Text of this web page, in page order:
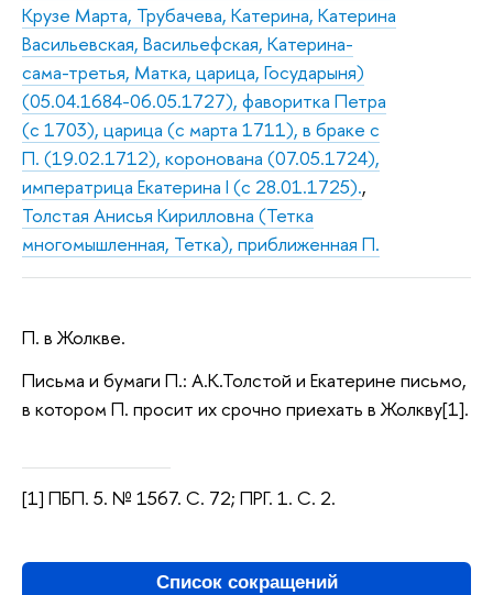
Крузе Марта, Трубачева, Катерина, Катерина
Васильевская, Васильефская, Катерина-
сама-третья, Матка, царица, Государыня)
(05.04.1684-06.05.1727), фаворитка Петра
(с 1703), царица (с марта 1711), в браке с
П. (19.02.1712), коронована (07.05.1724),
императрица Екатерина I (с 28.01.1725).,
Толстая Анисья Кирилловна (Тетка
многомышленная, Тетка), приближенная П.
П. в Жолкве.
Письма и бумаги П.: А.К.Толстой и Екатерине письмо,
в котором П. просит их срочно приехать в Жолкву[1].
[1] ПБП. 5. № 1567. С. 72; ПРГ. 1. С. 2.
Список сокращений